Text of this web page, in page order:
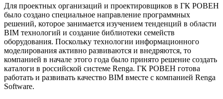
Для проектных организаций и проектировщиков в ГК РОВЕН
было создано специальное направление программных
решений, которое занимается изучением тенденций в области
BIM технологий и создание библиотеки семейств
оборудования. Поскольку технологии информационного
моделирования активно развиваются и внедряются, то
компанией в начале этого года было принято решение создать
каталоги в российской системе Renga. ГК РОВЕН готова
работать и развивать качество BIM вместе с компанией Renga
Software.